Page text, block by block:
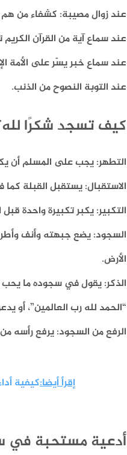
عند زوال مصيبة: كشفاء من هم
عند سماع آية من القرآن الكريم
عند سماع خبر يسّر على الأمة
عند التوبة النصوح من الذنب.
كيف تسجد شكرًا
التطهر:يجب على المسلم أن
الاستقبال:يستقبل القبلة كما
التكبير:يكبر تكبيرة واحدة
السجود:يضع جبهته وأنف
الأرض.
الذكر:يقول في سجوده ما يحب
“الحمد لله رب العالمين”، أو
الرفع من السجود:يرفع رأسه
إقرأ أيضا:كيفية
أدعية مستحبة في